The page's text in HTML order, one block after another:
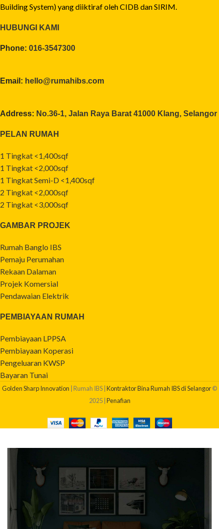
Building System) yang diiktiraf oleh CIDB dan SIRIM.
HUBUNGI KAMI
Phone: 016-3547300
Email: hello@rumahibs.com
Address: No.36-1, Jalan Raya Barat 41000 Klang, Selangor
PELAN RUMAH
1 Tingkat <1,400sqf
1 Tingkat <2,000sqf
1 Tingkat Semi-D <1,400sqf
2 Tingkat <2,000sqf
2 Tingkat <3,000sqf
GAMBAR PROJEK
Rumah Banglo IBS
Pemaju Perumahan
Rekaan Dalaman
Projek Komersial
Pendawaian Elektrik
PEMBIAYAAN RUMAH
Pembiayaan LPPSA
Pembiayaan Koperasi
Pengeluaran KWSP
Bayaran Tunai
Golden Sharp Innovation | Rumah IBS | Kontraktor Bina Rumah IBS di Selangor©
2025 | Penafian
BERAPAKAH KOS BINA RUMAH SAYA?
Dapatkan quotation pembinaan rumah anda sekarang!